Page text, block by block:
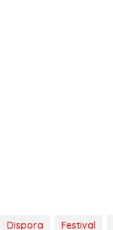
Dispora Festival